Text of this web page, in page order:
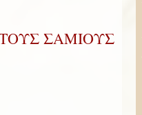
ΣΑΜΙΟΥΣ